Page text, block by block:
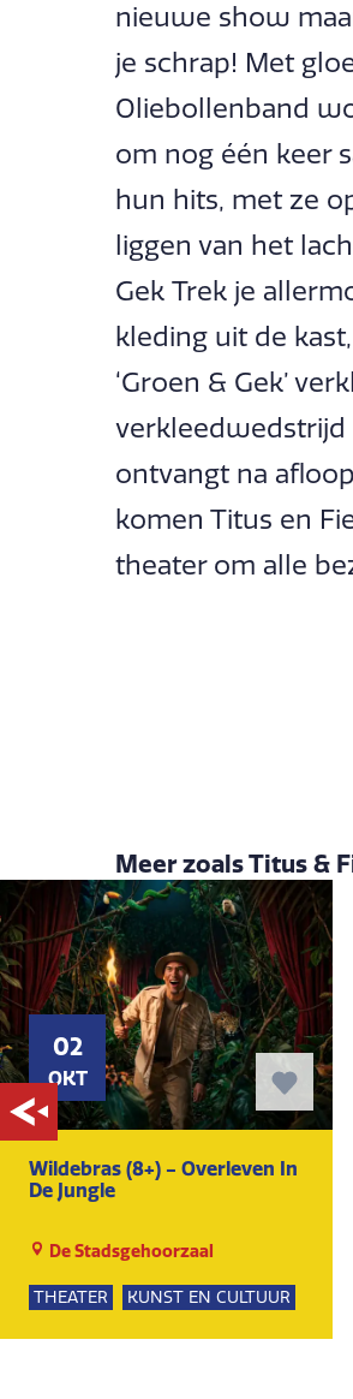
nieuwe show
je schrap! Met
Oliebollenband
om nog één keer
hun hits, met ze
liggen van het
Gek Trek je
kleding uit de
‘Groen & Gek’
verkleedwedstrijd
ontvangt na
komen Titus en
theater om alle
Meer zoals Titus &
02
OKT
Wildebras (8+) - Overleven In
De Jungle
De Stadsgehoorzaal
THEATER KUNST EN CULTUUR